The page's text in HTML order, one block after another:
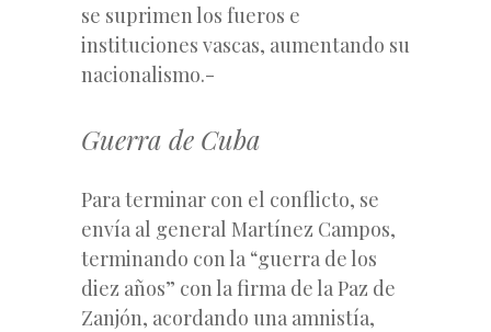
se suprimen los fueros e
instituciones vascas, aumentando su
nacionalismo.-
Guerra de Cuba
Para terminar con el conflicto, se
envía al general Martínez Campos,
terminando con la “guerra de los
diez años” con la firma de la Paz de
Zanjón, acordando una amnistía,